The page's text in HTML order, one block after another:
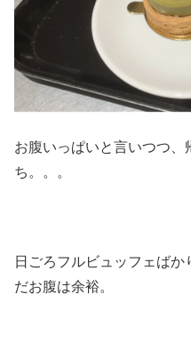
お腹いっぱいと言いつつ、
ち。。。
日ごろフルビュッフェばか
だお腹は余裕。